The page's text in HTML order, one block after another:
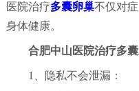
医院治疗多囊卵巢不仅对
身体健康。
合肥中山医院治疗多
1、隐私不会泄漏：